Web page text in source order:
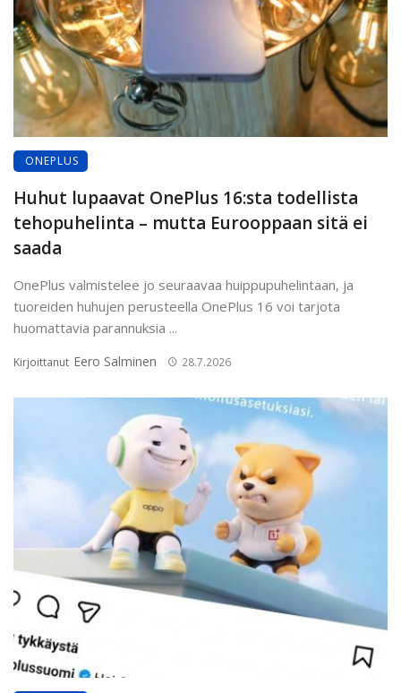
ONEPLUS
Huhut lupaavat OnePlus 16:sta todellista
tehopuhelinta – mutta Eurooppaan sitä ei
saada
OnePlus valmistelee jo seuraavaa huippupuhelintaan, ja
tuoreiden huhujen perusteella OnePlus 16 voi tarjota
huomattavia parannuksia ...
Kirjoittanut Eero Salminen 28.7.2026